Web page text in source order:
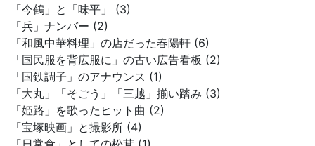
「今鶴」と「味平」 (3)
「兵」ナンバー (2)
「和風中華料理」の店だった春陽軒 (6)
「国民服を背広服に」の古い広告看板 (2)
「国鉄調子」のアナウンス (1)
「大丸」「そごう」「三越」揃い踏み (3)
「姫路」を歌ったヒット曲 (2)
「宝塚映画」と撮影所 (4)